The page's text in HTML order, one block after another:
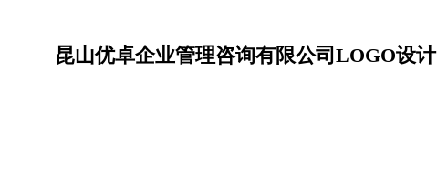
昆山优卓企业管理咨询有限公司LOGO设计